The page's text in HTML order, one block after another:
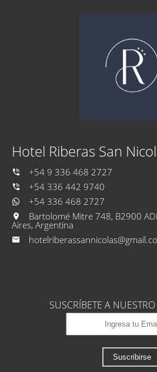
Hotel Riberas San
+54 9 336 468 2727
+54 336 442 9740
+54 336 468 2727
Bartolomé Mitre 748, B2900
Aires, Argentina
SUSCRÍBETE A
Suscribirse